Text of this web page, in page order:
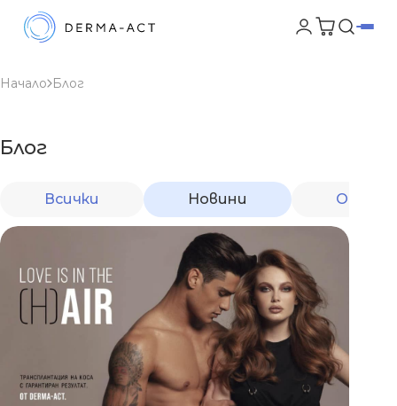
Начало Блог
Блог
Всички Новини От